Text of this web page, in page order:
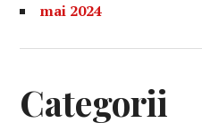
mai 2024
Categorii